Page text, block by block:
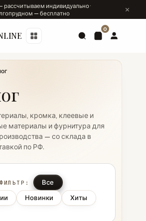
рассчитываем индивидуально ·
— бесплатно
0
кромка, клеевые и
материалы и фурнитура для
— со склада в
по РФ.
Все
Новинки Хиты